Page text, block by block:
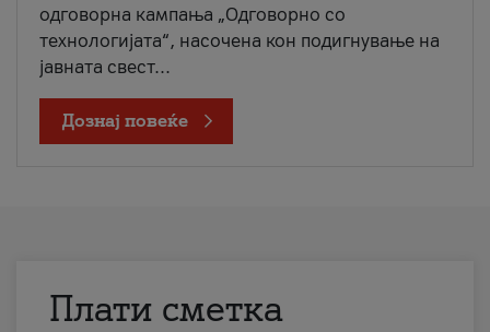
одговорна кампања „Одговорно со
технологијата“, насочена кон подигнување на
јавната свест...
Дознај повеќе
Плати сметка